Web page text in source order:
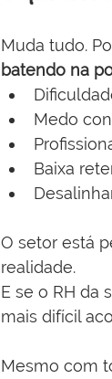
Muda tudo.
batendo na
Medo
Baixa
O setor está
realidade.
E se o RH da
mais difícil
Mesmo com